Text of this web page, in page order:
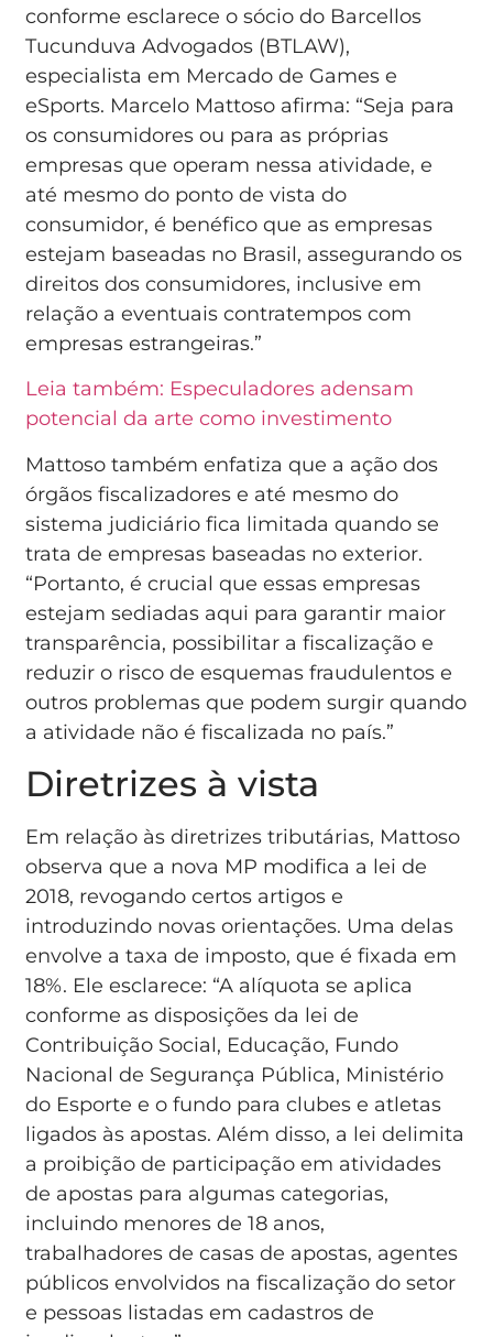
conforme esclarece o sócio do Barcellos
Tucunduva Advogados (BTLAW),
especialista em Mercado de Games e
eSports. Marcelo Mattoso afirma: “Seja para
os consumidores ou para as próprias
empresas que operam nessa atividade, e
até mesmo do ponto de vista do
consumidor, é benéfico que as empresas
estejam baseadas no Brasil, assegurando os
direitos dos consumidores, inclusive em
relação a eventuais contratempos com
empresas estrangeiras.”
Leia também: Especuladores adensam
potencial da arte como investimento
Mattoso também enfatiza que a ação dos
órgãos fiscalizadores e até mesmo do
sistema judiciário fica limitada quando se
trata de empresas baseadas no exterior.
“Portanto, é crucial que essas empresas
estejam sediadas aqui para garantir maior
transparência, possibilitar a fiscalização e
reduzir o risco de esquemas fraudulentos e
outros problemas que podem surgir quando
a atividade não é fiscalizada no país.”
Diretrizes à vista
Em relação às diretrizes tributárias, Mattoso
observa que a nova MP modifica a lei de
2018, revogando certos artigos e
introduzindo novas orientações. Uma delas
envolve a taxa de imposto, que é fixada em
18%. Ele esclarece: “A alíquota se aplica
conforme as disposições da lei de
Contribuição Social, Educação, Fundo
Nacional de Segurança Pública, Ministério
do Esporte e o fundo para clubes e atletas
ligados às apostas. Além disso, a lei delimita
a proibição de participação em atividades
de apostas para algumas categorias,
incluindo menores de 18 anos,
trabalhadores de casas de apostas, agentes
públicos envolvidos na fiscalização do setor
e pessoas listadas em cadastros de